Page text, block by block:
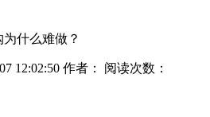
为什么难做？
12:02:50 作者： 阅读次数：